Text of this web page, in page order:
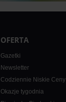
OFERTA
Gazetki
Newsletter
Codziennie Niskie Ceny
Okazje tygodnia